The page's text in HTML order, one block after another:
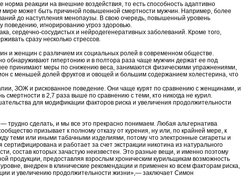
норма реакции на внешние воздействия, то есть способность адаптивно
может быть причиной повышенной смертности мужчин. Например, более
до наступления менопаузы. В свою очередь, повышенный уровень
поведению, игнорированию угроз здоровью.
сердечно-сосудистых и нейродегенеративных заболеваний. Кроме того,
сразу несколько стрессов.
и женщин с различием их социальных ролей в современном обществе.
гипертонию и в полтора раза чаще мужчин держат ее под
принимают меры по снижению веса, занимаются физическими упражнениями,
с меньшей долей фруктов и овощей и большим содержанием холестерина, что
ЗОЖ и рискованное поведение. Они чаще курят по сравнению с женщинами, и
в 2,7 раза выше по сравнению с теми, кто никогда не курил.
для модификации факторов риска и увеличения продолжительности
трудно сделать, и мы все это прекрасно понимаем. Любая альтернатива
призывает к полному отказу от курения, ну или, по крайней мере, к
теми или иными табачными изделиями, потому что электронные сигареты и
и работает за счет экстракции никотина из натурального
состав которых зачастую неизвестен. Это разные вещи, и именно поэтому
предоставляя взрослым хроническим курильщикам возможность
внедрен в клинические рекомендации и применен ко всем факторам риска,
и увеличению продолжительности жизни»,— заключает Симон